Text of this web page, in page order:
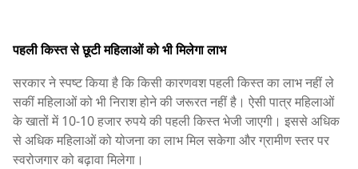
पहली किस्त से छूटी महिलाओं को भी मिलेगा लाभ
सरकार ने स्पष्ट किया है कि किसी कारणवश पहली किस्त का लाभ नहीं ले
सकीं महिलाओं को भी निराश होने की जरूरत नहीं है। ऐसी पात्र महिलाओं
के खातों में 10-10 हजार रुपये की पहली किस्त भेजी जाएगी। इससे अधिक
से अधिक महिलाओं को योजना का लाभ मिल सकेगा और ग्रामीण स्तर पर
स्वरोजगार को बढ़ावा मिलेगा।